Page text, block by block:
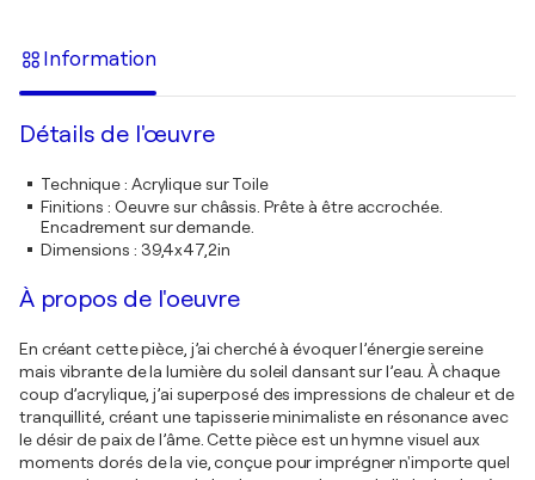
Information
Détails de l'œuvre
Technique: Acrylique sur Toile
Finitions : Oeuvre sur châssis. Prête à être accrochée.
Encadrement sur demande.
Dimensions : 39,4x47,2in
À propos de l'oeuvre
En créant cette pièce, j’ai cherché à évoquer l’énergie sereine
mais vibrante de la lumière du soleil dansant sur l’eau. À chaque
coup d’acrylique, j’ai superposé des impressions de chaleur et de
tranquillité, créant une tapisserie minimaliste en résonance avec
le désir de paix de l’âme. Cette pièce est un hymne visuel aux
moments dorés de la vie, conçue pour imprégner n'importe quel